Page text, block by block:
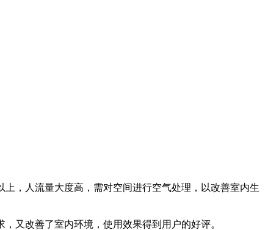
，人流量大度高，需对空间进行空气处理，以改善室内生
又改善了室内环境，使用效果得到用户的好评。